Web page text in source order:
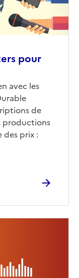
pour
avec les
de
productions
des prix :